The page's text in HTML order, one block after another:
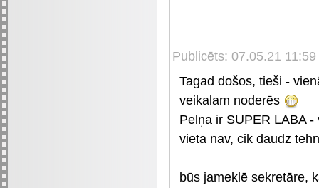
Publicēts: 07.05.21 11:59
Tagad došos, tieši -
veikalam noderēs
Pelņa ir SUPER LABA
vieta nav, cik daudz
būs jameklē sekretāre,